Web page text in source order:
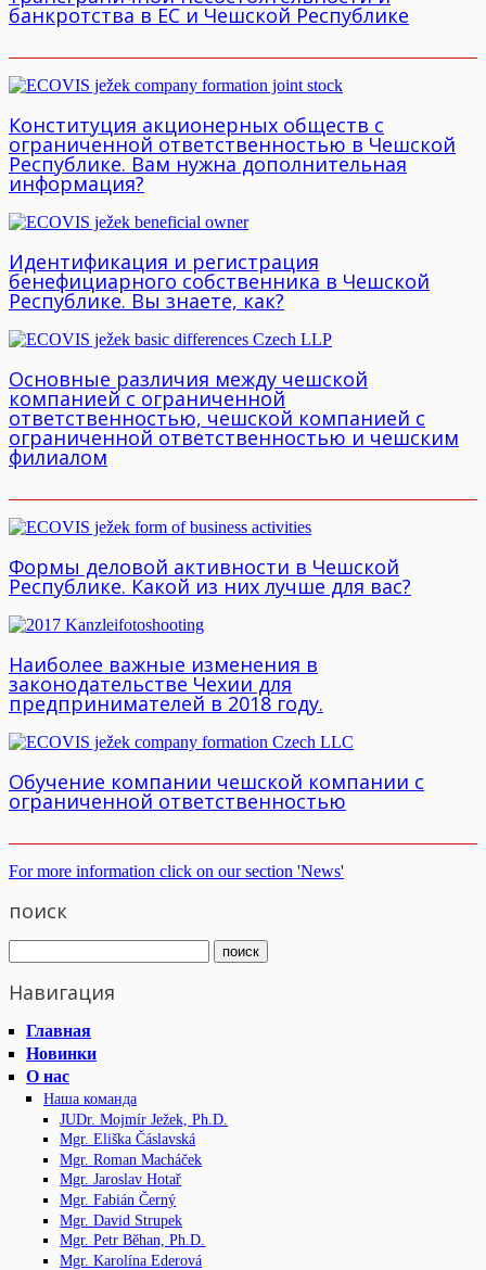
банкротства в ЕС и Чешской Республике
Конституция акционерных обществ с
ограниченной ответственностью в Чешской
Республике. Вам нужна дополнительная
информация?
Идентификация и регистрация
бенефициарного собственника в Чешской
Республике. Вы знаете, как?
Основные различия между чешской
компанией с ограниченной
ответственностью, чешской компанией с
ограниченной ответственностью и чешским
филиалом
Формы деловой активности в Чешской
Республике. Какой из них лучше для вас?
Наиболее важные изменения в
законодательстве Чехии для
предпринимателей в 2018 году.
Обучение компании чешской компании с
ограниченной ответственностью
For more information click on our section 'News'
поиск
Навигация
Главная
Новинки
О нас
Наша команда
JUDr. Mojmír Ježek, Ph.D.
Mgr. Eliška Čáslavská
Mgr. Roman Macháček
Mgr. Jaroslav Hotař
Mgr. Fabián Černý
Mgr. David Strupek
Mgr. Petr Běhan, Ph.D.
Mgr. Karolína Ederová